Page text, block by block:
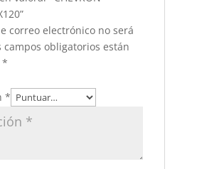
correo electrónico no será
campos obligatorios están
*
*